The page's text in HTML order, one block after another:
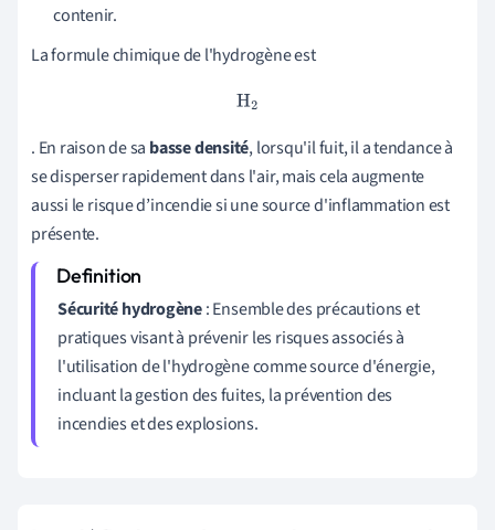
contenir.
La formule chimique de l'hydrogène est
H2
. En raison de sa basse densité, lorsqu'il fuit, il a tendance à
se disperser rapidement dans l'air, mais cela augmente
aussi le risque d’incendie si une source d'inflammation est
présente.
Sécurité hydrogène: Ensemble des précautions et
pratiques visant à prévenir les risques associés à
l'utilisation de l'hydrogène comme source d'énergie,
incluant la gestion des fuites, la prévention des
incendies et des explosions.